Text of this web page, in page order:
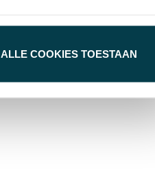
ALLE COOKIES TOESTAAN